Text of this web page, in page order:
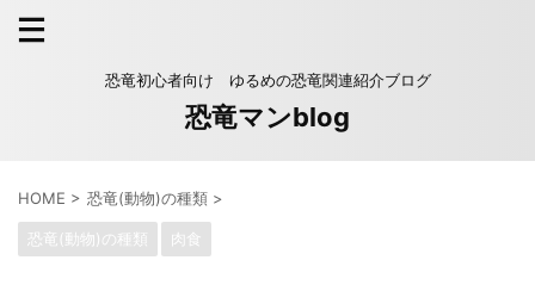
恐竜初心者向け ゆるめの恐竜関連紹介ブログ
恐竜マンblog
HOME > 恐竜(動物)の種類 >
恐竜(動物)の種類 肉食